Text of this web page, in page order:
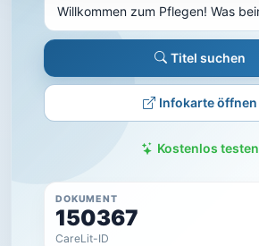
Titel suchen
Infokarte öffnen
Kostenlos testen
DOKUMENT
150367
CareLit-ID